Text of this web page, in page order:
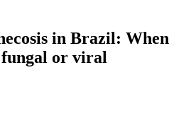
in Brazil: When
or viral